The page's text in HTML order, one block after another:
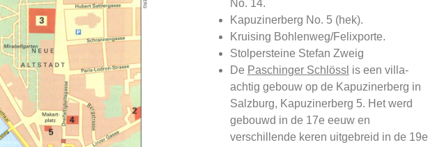
No. 14.
Kapuzinerberg No. 5 (hek).
Kruising Bohlenweg/Felixporte.
Stolpersteine Stefan Zweig
De Paschinger Schlössl is een villa-
achtig gebouw op de Kapuzinerberg in
Salzburg, Kapuzinerberg 5. Het werd
gebouwd in de 17e eeuw en
verschillende keren uitgebreid in de 19e